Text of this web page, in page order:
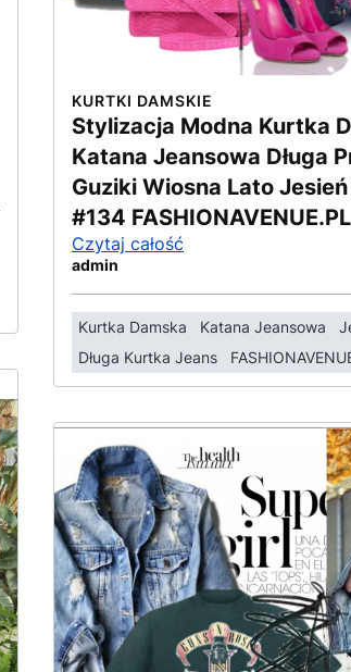
KURTKI DAMSKIE
Stylizacja Modna Kurtka
Katana Jeansowa Długa
Guziki Wiosna Lato
#134 FASHIONAVENUE.PL
Czytaj całość
admin
Kurtka Damska Katana Jeansowa
Długa Kurtka Jeans